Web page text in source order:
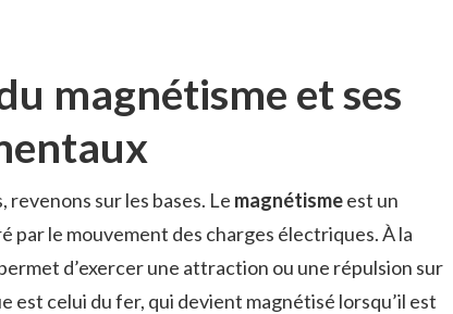
magnétisme et ses
sur les bases. Le magnétismeest un
par le mouvement des charges électriques. À la
d’exercer une attraction ou une répulsion sur
est celui du fer, qui devient magnétisé lorsqu’il est